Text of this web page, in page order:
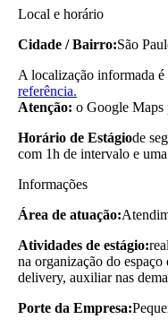
Local e horário
Cidade / Bairro:São
A localização informada é
referência.
Atenção: o Google Maps
Horário de Estágiode
com 1h de intervalo e
Informações
Área de atuação:
Atividades de estágio:
na organização do
delivery, auxiliar nas
Porte da Empresa: